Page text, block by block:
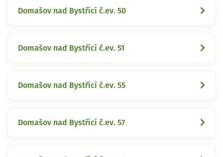
Domašov nad Bystřicí č.ev. 50
Domašov nad Bystřicí č.ev. 51
Domašov nad Bystřicí č.ev. 55
Domašov nad Bystřicí č.ev. 57